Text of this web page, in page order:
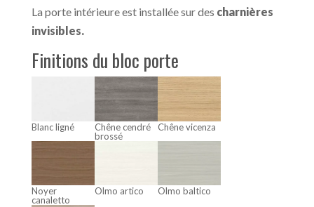
La porte intérieure est installée sur des charnières
invisibles.
Finitions du bloc porte
Blanc ligné
Chêne cendré
brossé
Chêne vicenza
Noyer
canaletto
Olmo artico Olmo baltico